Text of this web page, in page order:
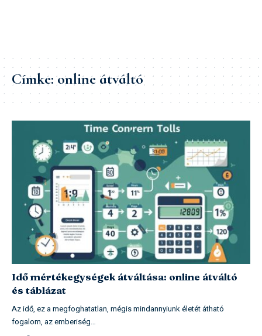
Címke:online átváltó
Idő mértékegységek átváltása: online átváltó
és táblázat
Az idő, ez a megfoghatatlan, mégis mindannyiunk életét átható
fogalom, az emberiség…